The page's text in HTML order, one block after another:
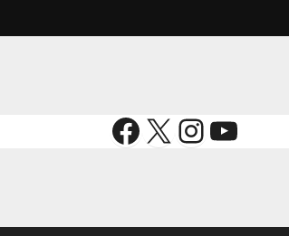
Facebook
X Instagram
YouTube